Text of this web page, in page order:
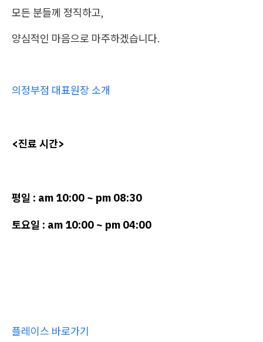
모든 분들께 정직하고,
양심적인 마음으로 마주하겠습니다.
의정부점 대표원장 소개
<진료 시간>
평일 : am 10:00 ~ pm 08:30
토요일 : am 10:00 ~ pm 04:00
플레이스 바로가기